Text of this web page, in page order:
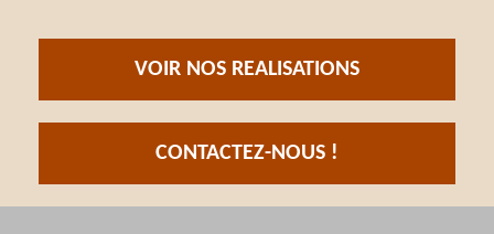
VOIR NOS REALISATIONS
CONTACTEZ-NOUS !